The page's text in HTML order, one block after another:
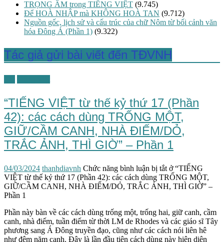
TRỌNG ÂM trong TIẾNG VIỆT (9.745)
Để HOÀ NHẬP mà KHÔNG HOÀ TAN (9.712)
Nguồn gốc, lịch sử và cấu trúc của chữ Nôm từ bối cảnh văn
hóa Đông Á (Phần 1) (9.322)
Tác giả gửi bài viết đến TĐVNH
“TIẾNG VIỆT từ thế kỷ thứ 17 (Phần
42): các cách dùng TRỐNG MỘT,
GIỮ/CẦM CANH, NHÀ ĐIẾM/DỎ,
TRẮC ẢNH, THÌ GIỜ” – Phần 1
04/03/2024 thanhdiavnh Chức năng bình luận bị tắt ở “TIẾNG
VIỆT từ thế kỷ thứ 17 (Phần 42): các cách dùng TRỐNG MỘT,
GIỮ/CẦM CANH, NHÀ ĐIẾM/DỎ, TRẮC ẢNH, THÌ GIỜ” –
Phần 1
Phần này bàn về các cách dùng trống một, trống hai, giữ canh, cầm
canh, nhà điếm, tuần điếm từ thời LM de Rhodes và các giáo sĩ Tây
phương sang Á Đông truyền đạo, cũng như các cách nói liên hê
như đêm năm canh. Đây là lần đầu tiên cách dùng này hiện diện